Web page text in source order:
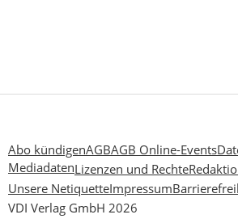
Abo kündigenAGBAGB Online-Events
MediadatenLizenzen und Rechte
Unsere NetiquetteImpressum
VDI Verlag GmbH 2026